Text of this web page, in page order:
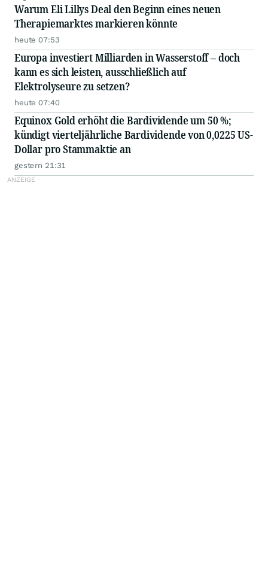
Warum Eli Lillys Deal den Beginn eines neuen
Therapiemarktes markieren könnte
heute 07:53
Europa investiert Milliarden in Wasserstoff – doch
kann es sich leisten, ausschließlich auf
Elektrolyseure zu setzen?
heute 07:40
Equinox Gold erhöht die Bardividende um 50 %;
kündigt vierteljährliche Bardividende von 0,0225 US-
Dollar pro Stammaktie an
gestern 21:31